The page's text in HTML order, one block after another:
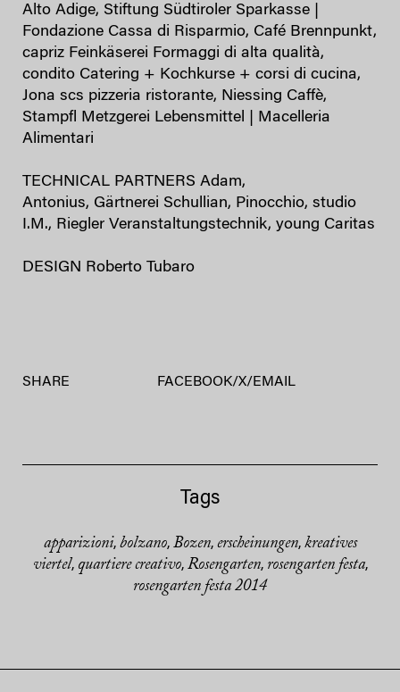
Alto Adige, Stiftung Südtiroler Sparkasse |
Fondazione Cassa di Risparmio, Café Brennpunkt,
capriz Feinkäserei Formaggi di alta qualità,
condito Catering + Kochkurse + corsi di cucina,
Jona scs pizzeria ristorante, Niessing Caffè,
Stampfl Metzgerei Lebensmittel | Macelleria
Alimentari
TECHNICAL PARTNERS Adam,
Antonius, Gärtnerei Schullian, Pinocchio, studio
I.M., Riegler Veranstaltungstechnik, young Caritas
DESIGN Roberto Tubaro
SHARE FACEBOOK/X/ EMAIL
Tags
apparizioni, bolzano, Bozen, erscheinungen, kreatives
viertel, quartiere creativo, Rosengarten, rosengarten festa,
rosengarten festa 2014